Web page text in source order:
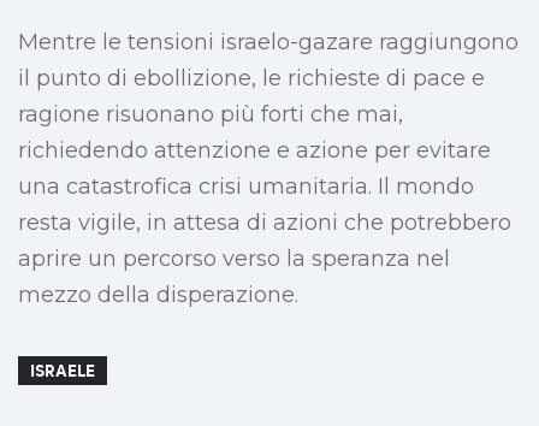
Mentre le tensioni israelo-gazare raggiungono
il punto di ebollizione, le richieste di pace e
ragione risuonano più forti che mai,
richiedendo attenzione e azione per evitare
una catastrofica crisi umanitaria. Il mondo
resta vigile, in attesa di azioni che potrebbero
aprire un percorso verso la speranza nel
mezzo della disperazione.
ISRAELE